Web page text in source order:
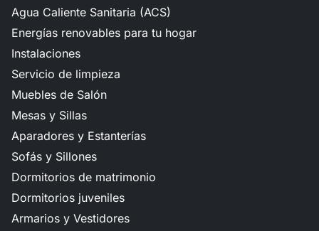
Agua Caliente Sanitaria (ACS)
Energías renovables para tu hogar
Instalaciones
Servicio de limpieza
Muebles de Salón
Mesas y Sillas
Aparadores y Estanterías
Sofás y Sillones
Dormitorios de matrimonio
Dormitorios juveniles
Armarios y Vestidores